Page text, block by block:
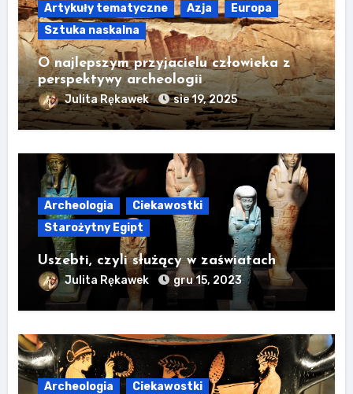
Artykuły tematyczne
Azja
Europa
Sztuka naskalna
O najlepszym przyjacielu człowieka z
perspektywy archeologii
Julita Rękawek sie 19, 2025
Archeologia
Ciekawostki
Starożytny Egipt
Uszebti, czyli służący w zaświatach
Julita Rękawek gru 15, 2023
Archeologia
Ciekawostki